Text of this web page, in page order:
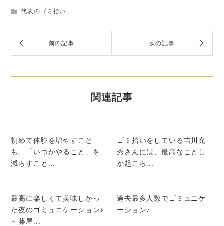
代表のゴミ拾い
関連記事
初めて体験を増やすこと
も、「いつかやること」を
減らすこと...
ゴミ拾いをしている吉川充
秀さんには、最高なことし
か起こら...
最高に楽しくて美味しかっ
た夜のゴミュニケーション♪
～藤屋...
過去最多人数でゴミュニケ
ーション♪